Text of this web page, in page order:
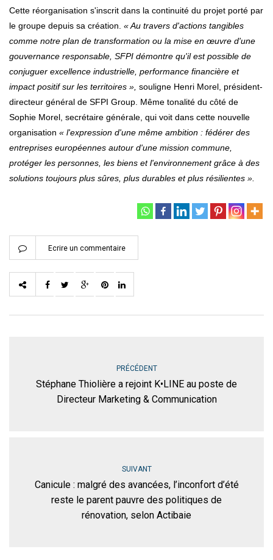
Cette réorganisation s'inscrit dans la continuité du projet porté par
le groupe depuis sa création. « Au travers d'actions tangibles
comme notre plan de transformation ou la mise en œuvre d'une
gouvernance responsable, SFPI démontre qu'il est possible de
conjuguer excellence industrielle, performance financière et
impact positif sur les territoires », souligne Henri Morel, président-
directeur général de SFPI Group. Même tonalité du côté de
Sophie Morel, secrétaire générale, qui voit dans cette nouvelle
organisation « l'expression d'une même ambition : fédérer des
entreprises européennes autour d'une mission commune,
protéger les personnes, les biens et l'environnement grâce à des
solutions toujours plus sûres, plus durables et plus résilientes ».
Ecrire un commentaire
PRÉCÉDENT
Stéphane Thiolière a rejoint K•LINE au poste de
Directeur Marketing & Communication
SUIVANT
Canicule : malgré des avancées, l’inconfort d’été
reste le parent pauvre des politiques de
rénovation, selon Actibaie